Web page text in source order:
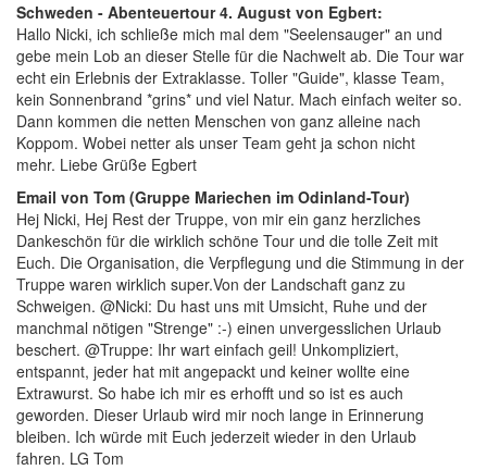
Schweden - Abenteuertour 4. August von Egbert:
Hallo Nicki, ich schließe mich mal dem "Seelensauger" an und
gebe mein Lob an dieser Stelle für die Nachwelt ab. Die Tour war
echt ein Erlebnis der Extraklasse. Toller "Guide", klasse Team,
kein Sonnenbrand *grins* und viel Natur. Mach einfach weiter so.
Dann kommen die netten Menschen von ganz alleine nach
Koppom. Wobei netter als unser Team geht ja schon nicht
mehr. Liebe Grüße Egbert
Email von Tom (Gruppe Mariechen im Odinland-Tour)
Hej Nicki, Hej Rest der Truppe, von mir ein ganz herzliches
Dankeschön für die wirklich schöne Tour und die tolle Zeit mit
Euch. Die Organisation, die Verpflegung und die Stimmung in der
Truppe waren wirklich super.Von der Landschaft ganz zu
Schweigen. @Nicki: Du hast uns mit Umsicht, Ruhe und der
manchmal nötigen "Strenge" :-) einen unvergesslichen Urlaub
beschert. @Truppe: Ihr wart einfach geil! Unkompliziert,
entspannt, jeder hat mit angepackt und keiner wollte eine
Extrawurst. So habe ich mir es erhofft und so ist es auch
geworden. Dieser Urlaub wird mir noch lange in Erinnerung
bleiben. Ich würde mit Euch jederzeit wieder in den Urlaub
fahren. LG Tom